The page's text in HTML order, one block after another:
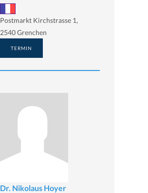
Postmarkt Kirchstrasse 1,
2540 Grenchen
TERMIN
Dr. Nikolaus Hoyer